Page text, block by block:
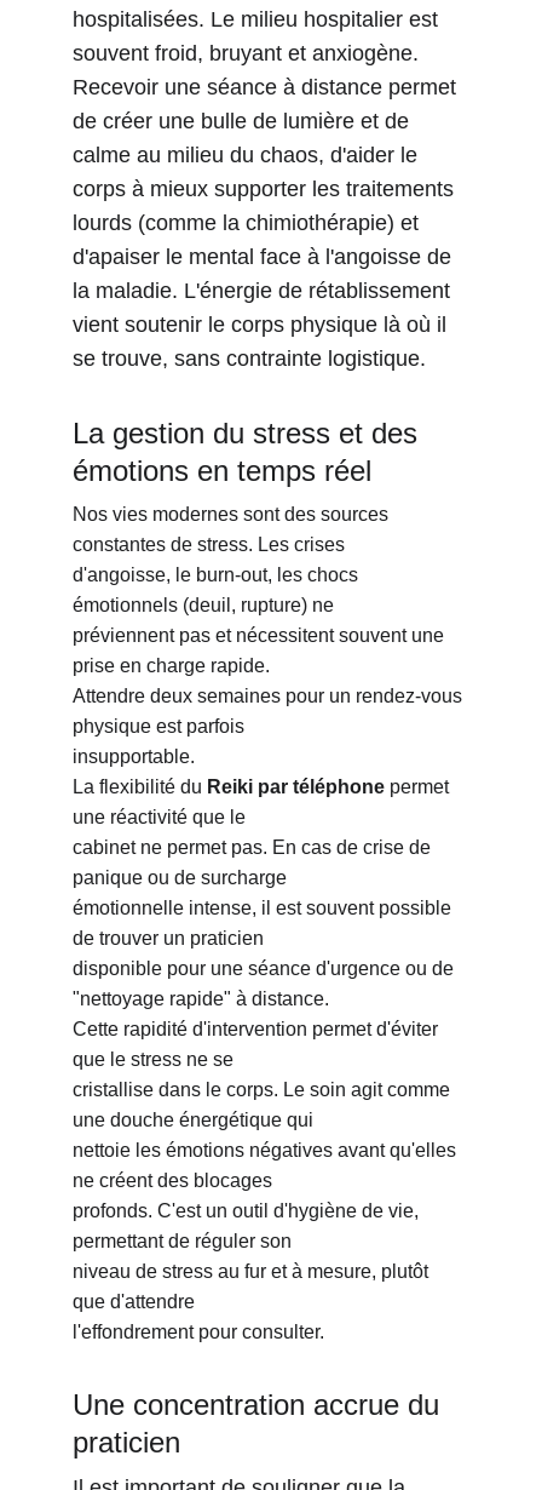
hospitalisées. Le milieu hospitalier est
souvent froid, bruyant et anxiogène.
Recevoir une séance à distance permet
de créer une bulle de lumière et de
calme au milieu du chaos, d'aider le
corps à mieux supporter les traitements
lourds (comme la chimiothérapie) et
d'apaiser le mental face à l'angoisse de
la maladie. L'énergie de rétablissement
vient soutenir le corps physique là où il
se trouve, sans contrainte logistique.
La gestion du stress et des
émotions en temps réel
Nos vies modernes sont des sources
constantes de stress. Les crises
d'angoisse, le burn-out, les chocs
émotionnels (deuil, rupture) ne
préviennent pas et nécessitent souvent une
prise en charge rapide.
Attendre deux semaines pour un rendez-vous
physique est parfois
insupportable.
La flexibilité du Reiki par téléphone permet
une réactivité que le
cabinet ne permet pas. En cas de crise de
panique ou de surcharge
émotionnelle intense, il est souvent possible
de trouver un praticien
disponible pour une séance d'urgence ou de
"nettoyage rapide" à distance.
Cette rapidité d'intervention permet d'éviter
que le stress ne se
cristallise dans le corps. Le soin agit comme
une douche énergétique qui
nettoie les émotions négatives avant qu'elles
ne créent des blocages
profonds. C'est un outil d'hygiène de vie,
permettant de réguler son
niveau de stress au fur et à mesure, plutôt
que d'attendre
l'effondrement pour consulter.
Une concentration accrue du
praticien